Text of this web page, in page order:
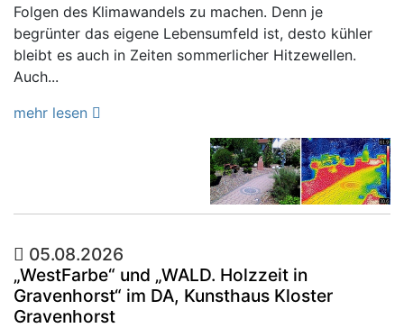
Folgen des Klimawandels zu machen. Denn je
begrünter das eigene Lebensumfeld ist, desto kühler
bleibt es auch in Zeiten sommerlicher Hitzewellen.
Auch...
mehr lesen
05.08.2026
„WestFarbe“ und „WALD. Holzzeit in
Gravenhorst“ im DA, Kunsthaus Kloster
Gravenhorst